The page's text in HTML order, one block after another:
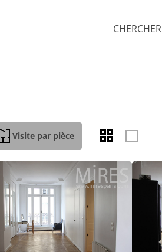
CHERCHER
Visite par pièce